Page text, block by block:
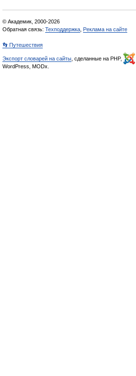
© Академик, 2000-2026
Обратная связь: Техподдержка Реклама на сайте
👣 Путешествия
Экспорт словарей на сайты , сделанные на PHP,
WordPress, MODx.